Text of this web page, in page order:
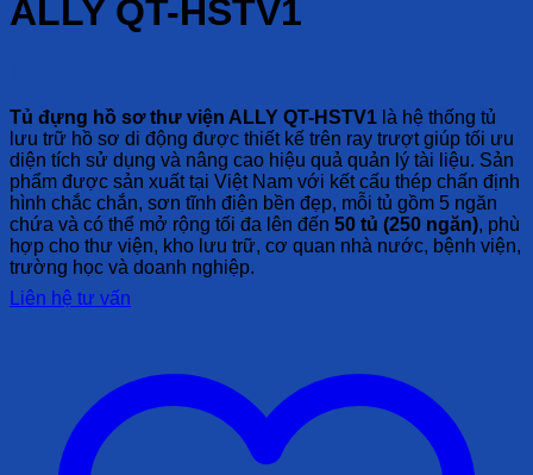
ALLY QT-HSTV1
Tủ đựng hồ sơ thư viện ALLY QT-HSTV1 là hệ thống tủ
lưu trữ hồ sơ di động được thiết kế trên ray trượt giúp tối ưu
diện tích sử dụng và nâng cao hiệu quả quản lý tài liệu. Sản
phẩm được sản xuất tại Việt Nam với kết cấu thép chấn định
hình chắc chắn, sơn tĩnh điện bền đẹp, mỗi tủ gồm 5 ngăn
chứa và có thể mở rộng tối đa lên đến 50 tủ (250 ngăn), phù
hợp cho thư viện, kho lưu trữ, cơ quan nhà nước, bệnh viện,
trường học và doanh nghiệp.
Liên hệ tư vấn